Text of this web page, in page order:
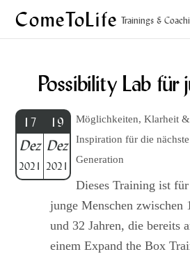
ComeToLife Trainings &
Possibility Lab für
17
Dez
2021
19
Dez
2021
Möglichkeiten, Klarheit &
Inspiration für die nächste
Generation
Dieses Training ist für
junge Menschen zwischen
und 32 Jahren, die bereits
einem Expand the Box